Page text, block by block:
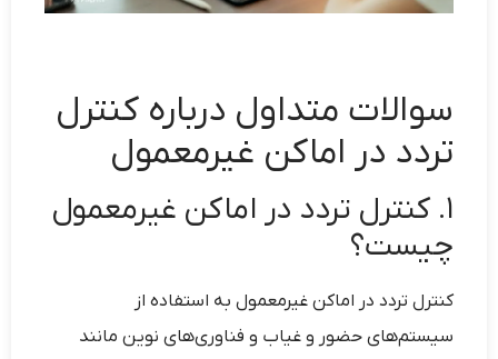
سوالات متداول درباره کنترل
تردد در اماکن غیرمعمول
۱. کنترل تردد در اماکن غیرمعمول
چیست؟
کنترل تردد در اماکن غیرمعمول به استفاده از
سیستم‌های حضور و غیاب و فناوری‌های نوین مانند